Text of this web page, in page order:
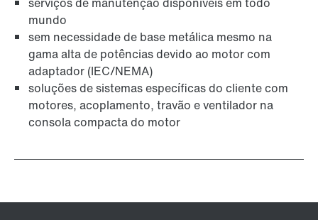
mundo
sem necessidade de base metálica mesmo na
gama alta de potências devido ao motor com
adaptador (IEC/NEMA)
soluções de sistemas específicas do cliente com
motores, acoplamento, travão e ventilador na
consola compacta do motor